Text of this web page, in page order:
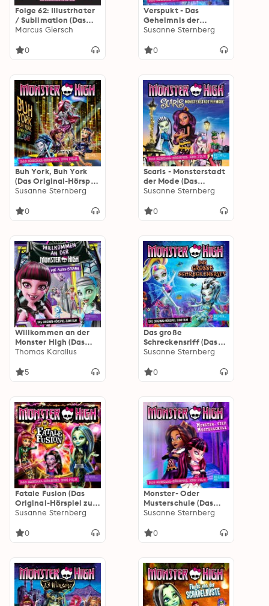
Folge 62: Illustrhater
/ Sublimation (Das
Original-Hörspiel zur
Marcus Giersch
0
Verspukt - Das
Geheimnis der
Geisterketten (Das
Film)
Susanne Sternberg
0
Buh York, Buh York
(Das Original-Hörspiel
zum Film)
Susanne Sternberg
0
Scaris - Monsterstadt
der Mode (Das
Original-Hörspiel zum
Susanne Sternberg
0
Willkommen an der
Monster High (Das
Original-Hörspiel zum
Thomas Karallus
5
Das große
Schreckensriff (Das
Original-Hörspiel zum
Susanne Sternberg
0
Fatale Fusion (Das
Original-Hörspiel zum
Film)
Susanne Sternberg
0
Monster- Oder
Musterschule (Das
Original-Hörspiel zum
Susanne Sternberg
0